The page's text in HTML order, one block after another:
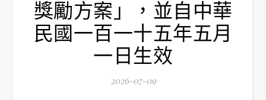
獎勵方案」，並自中華
民國一百一十五年五月
一日生效
2026-07-09